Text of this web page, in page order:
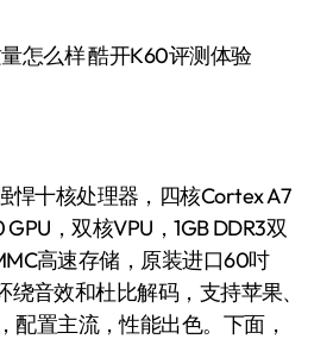
悍十核处理器，四核Cortex A7
，双核VPU，1GB DDR3双
高速存储，原装进口60吋
绕音效和杜比解码，支持苹果、
配置主流，性能出色。下面，